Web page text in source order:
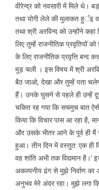
वीरेन्द्र को नवसारी में मिले थे।
तथा योगी लेले की मुलाकत हुर्इ
तथा श्री अरविन्द को उन्होंने कहा
लिए तुम्हें राजनीतिक प्रवृतियों
के लिए राजनीतिक प्रवृत्ति बन्द
मुड़ चली । इस विषय में श्री
बैठ जाओ, देखा और तुम्हें पता
हैं। उनके घुसने से पहले ही उन्हें
चकित रह गया कि सचमुच बात
किया कि विचार पास आ रहा है,
और उसके भीतर आने के पूर्व ही
हुआ। तीन दिन में वस्तुत: एक ही
वह शांति अभी तक विद्यमान है।’
अकल्पनीय ढंग से मुझे निर्वाण
अनुभव मेरे अंदर रहा। मुझे लगा